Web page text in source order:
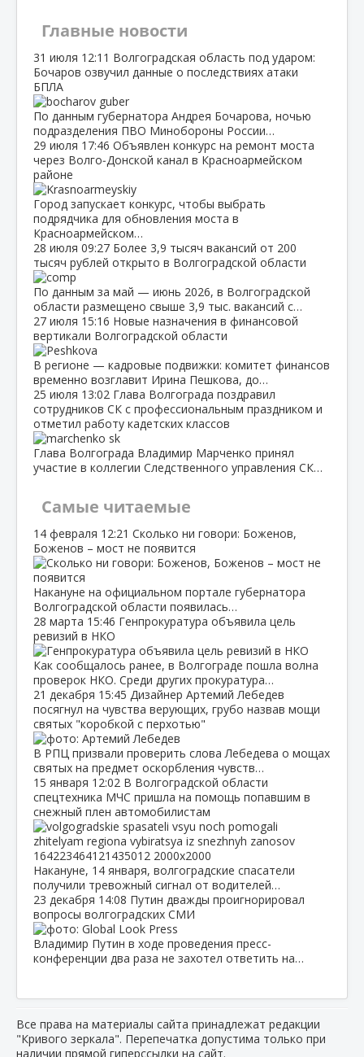
Главные новости
31 июля 12:11 Волгоградская область под ударом:
Бочаров озвучил данные о последствиях атаки
БПЛА
По данным губернатора Андрея Бочарова, ночью
подразделения ПВО Минобороны России…
29 июля 17:46 Объявлен конкурс на ремонт моста
через Волго‑Донской канал в Красноармейском
районе
Город запускает конкурс, чтобы выбрать
подрядчика для обновления моста в
Красноармейском…
28 июля 09:27 Более 3,9 тысяч вакансий от 200
тысяч рублей открыто в Волгоградской области
По данным за май — июнь 2026, в Волгоградской
области размещено свыше 3,9 тыс. вакансий с…
27 июля 15:16 Новые назначения в финансовой
вертикали Волгоградской области
В регионе — кадровые подвижки: комитет финансов
временно возглавит Ирина Пешкова, до…
25 июля 13:02 Глава Волгограда поздравил
сотрудников СК с профессиональным праздником и
отметил работу кадетских классов
Глава Волгограда Владимир Марченко принял
участие в коллегии Следственного управления СК…
Самые читаемые
14 февраля 12:21 Сколько ни говори: Боженов,
Боженов – мост не появится
Накануне на официальном портале губернатора
Волгоградской области появилась…
28 марта 15:46 Генпрокуратура объявила цель
ревизий в НКО
Как сообщалось ранее, в Волгограде пошла волна
проверок НКО. Среди других прокуратура…
21 декабря 15:45 Дизайнер Артемий Лебедев
посягнул на чувства верующих, грубо назвав мощи
святых "коробкой с перхотью"
В РПЦ призвали проверить слова Лебедева о мощах
святых на предмет оскорбления чувств…
15 января 12:02 В Волгоградской области
спецтехника МЧС пришла на помощь попавшим в
снежный плен автомобилистам
Накануне, 14 января, волгоградские спасатели
получили тревожный сигнал от водителей…
23 декабря 14:08 Путин дважды проигнорировал
вопросы волгоградских СМИ
Владимир Путин в ходе проведения пресс-
конференции два раза не захотел ответить на…
Все права на материалы сайта принадлежат редакции
"Кривого зеркала". Перепечатка допустима только при
наличии прямой гиперссылки на сайт.